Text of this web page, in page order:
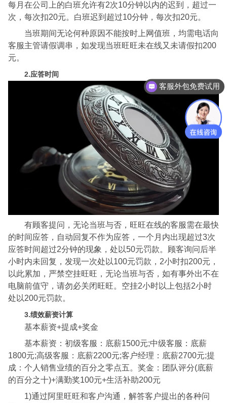
每月在公司上的白班允许有2次10分钟以内的迟到，超过一
次，每次扣20元。白班迟到超过10分钟，每次扣20元。
当班期间无论何种原因不能按时上网值班，均需电话向
客服主管请假调串，如发现当班旺旺未在线又未请假扣200
元。
2.应答时间
有顾客提问，无论当班与否，旺旺在线的客服需在最快
的时间应答，自动回复不作为应答，一个月内出现超过3次
应答时间超过2分钟的现象，处以50元罚款。顾客询问后半
小时内未回复，发现一次处以100元罚款，2小时扣200元，
以此累加，严禁空挂旺旺，无论当班与否，如有事外出不在
电脑前值守，请勿必关闭旺旺。空挂2小时以上包括2小时
处以200元罚款。
3.绩效薪资计算
基本薪资+提成+奖金
基本薪资：初级客服：底薪1500元;中级客服：底薪
1800元;高级客服：底薪2200元;客户经理：底薪2700元;提
成：个人销售业绩的百分之零点五。奖金：团队评分(底薪
的百分之十)+满勤奖100元+生活补助200元
1)通过阿里旺旺和客户沟通，解答客户提出的各种问
客服外包免费试用